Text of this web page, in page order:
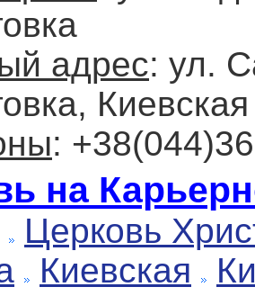
адрес: ул.
:
на
Церковь
Киевская